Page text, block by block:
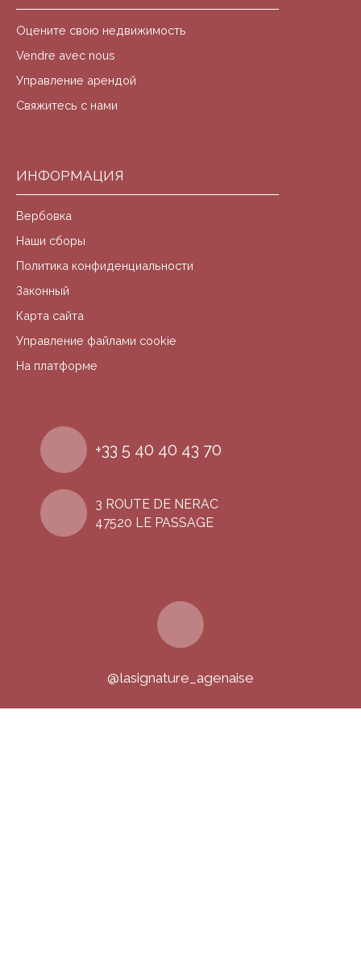
Оцените свою недвижимость
Vendre avec nous
Управление арендой
Свяжитесь с нами
ИНФОРМАЦИЯ
Вербовка
Наши сборы
Политика конфиденциальности
Законный
Карта сайта
Управление файлами cookie
На платформе
+33 5 40 40 43 70
3 ROUTE DE NERAC
47520 LE PASSAGE
@lasignature_agenaise